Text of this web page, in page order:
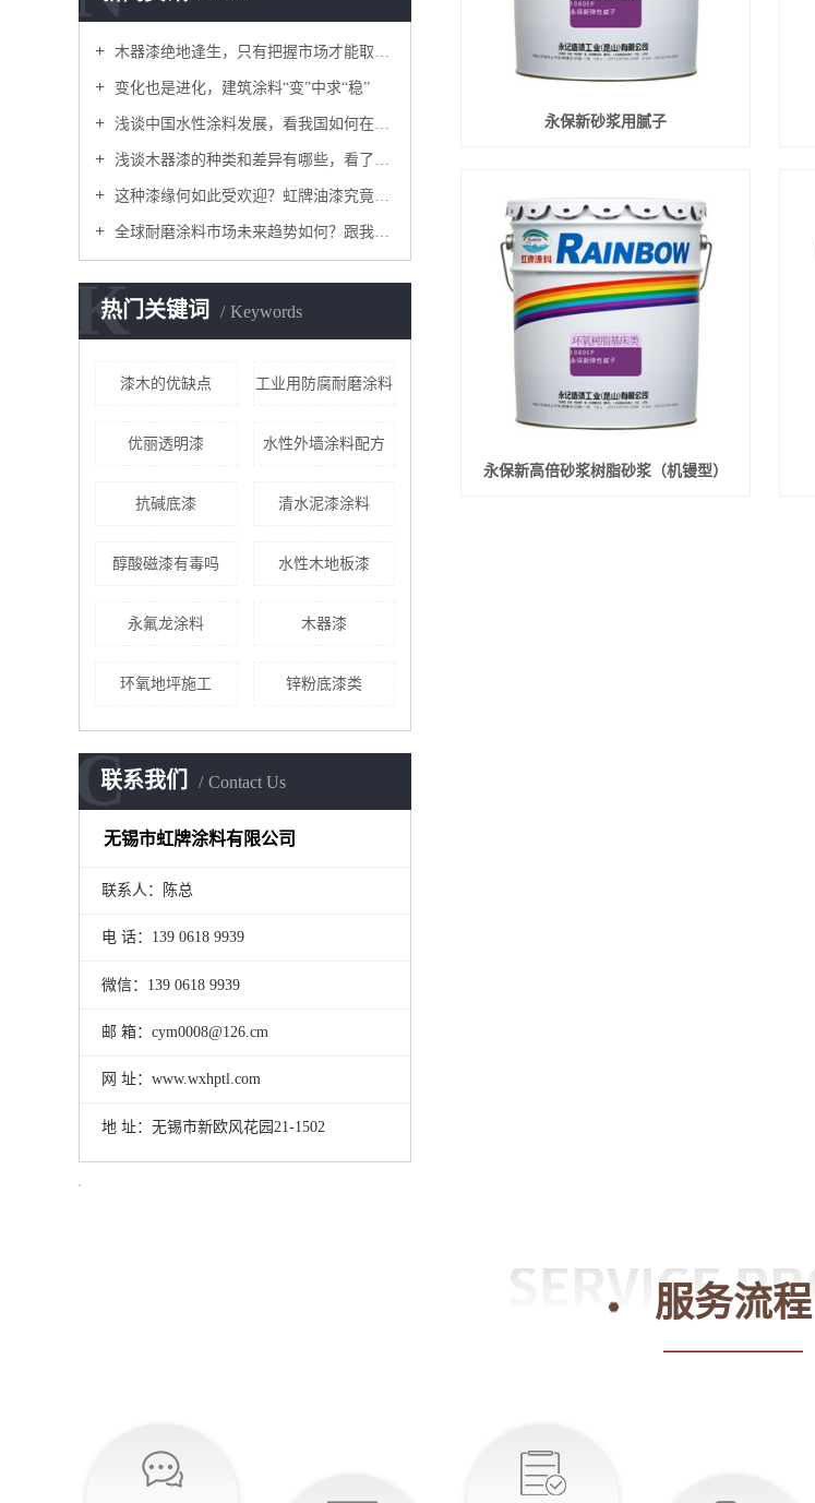
木器漆绝地逢生，只有把握市场才能取得胜利！
变化也是进化，建筑涂料“变”中求“稳”
浅谈中国水性涂料发展，看我国如何在水性涂料市场做大做强
浅谈木器漆的种类和差异有哪些，看了你就能分清
这种漆缘何如此受欢迎？虹牌油漆究竟有什么魅力成为发达国家建房选择？虹牌涂料厂家为您揭秘
全球耐磨涂料市场未来趋势如何？跟我来看一下吧
热门关键词 Keywords
K
漆木的优缺点 工业用防腐耐磨涂料
优丽透明漆 水性外墙涂料配方
抗碱底漆 清水泥漆涂料
醇酸磁漆有毒吗 水性木地板漆
永氟龙涂料 木器漆
环氧地坪施工 锌粉底漆类
联系我们 Contact Us
C
无锡市虹牌涂料有限公司
联系人：陈总
电 话：139 0618 9939
微信：139 0618 9939
邮 箱：cym0008@126.cm
网 址：www.wxhptl.com
地 址：无锡市新欧风花园21-1502
永保新砂浆用腻子
永保新高倍砂浆树脂砂浆（机镘型）
服务流程